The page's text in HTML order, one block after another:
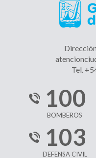
Tel.
100
BOMBEROS
103
DEFENSA CIVIL